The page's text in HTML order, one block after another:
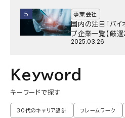
5 事業会社
国内の注目「バイ
プ企業一覧【厳選
2025.03.26
Keyword
キーワードで探す
30代のキャリア設計 フレームワーク